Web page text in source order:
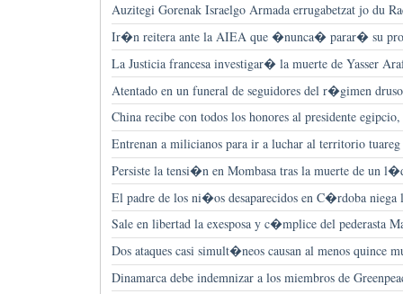
Auzitegi Gorenak Israelgo Armada errugabetzat jo du
Ir�n reitera ante la AIEA que �nunca� parar� su
La Justicia francesa investigar� la muerte de Yasser
Atentado en un funeral de seguidores del r�gimen
China recibe con todos los honores al presidente
Entrenan a milicianos para ir a luchar al territorio tuareg
Persiste la tensi�n en Mombasa tras la muerte de un
El padre de los ni�os desaparecidos en C�rdoba niega
Sale en libertad la exesposa y c�mplice del pederasta
Dos ataques casi simult�neos causan al menos quince
Dinamarca debe indemnizar a los miembros de